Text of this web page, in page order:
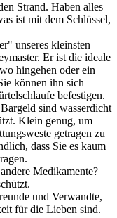
Strand. Haben alles
ist mit dem Schlüssel,
unseres kleinsten
Er ist die ideale
hingehen oder ein
können ihn sich
befestigen.
sind wasserdicht
Klein genug, um
getragen zu
dass Sie es kaum
Medikamente?
und Verwandte,
für die Lieben sind.